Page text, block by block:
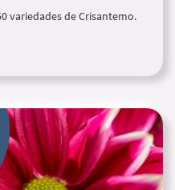
variedades de Crisantemo.